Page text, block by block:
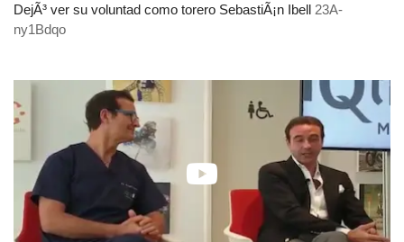
DejÃ³ ver su voluntad como torero SebastiÃ¡n Ibell 23A-
ny1Bdqo